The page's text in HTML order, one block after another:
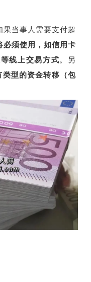
果当事人需要支付超
必须使用，如信用卡
线上交易方式。另
型的资金转移（包